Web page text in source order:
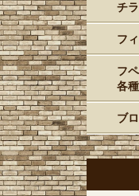
チ
フ
フ
各種
ブ